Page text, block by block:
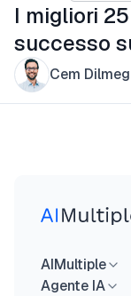
I migliori
successo
Cem
AIMultiple
Agente IA